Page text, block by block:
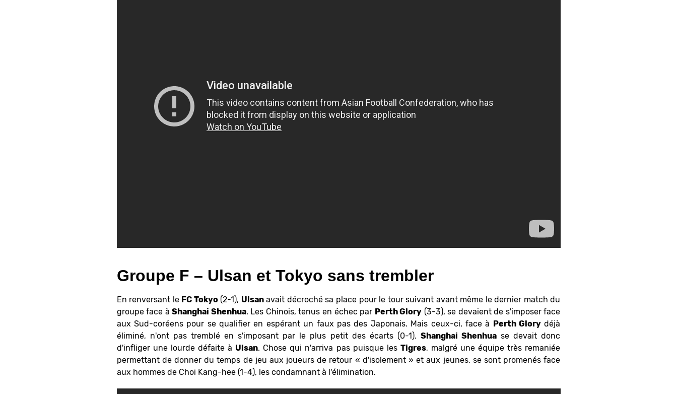
Groupe F – Ulsan et Tokyo sans trembler
En renversant le FC Tokyo(2-1), Ulsanavait décroché sa place pour le tour suivant avant même le dernier match du
groupe face àShanghai Shenhua. Les Chinois, tenus en échec par Perth Glory (3-3), se devaient de s'imposer face
aux Sud-coréens pour se qualifier en espérant un faux pas des Japonais. Mais ceux-ci, face à Perth Glory déjà
éliminé, n'ont pas tremblé en s'imposant par le plus petit des écarts (0-1). Shanghai Shenhua se devait donc
d'infliger une lourde défaite à Ulsan. Chose qui n'arriva pas puisque les Tigres, malgré une équipe très remaniée
permettant de donner du temps de jeu aux joueurs de retour « d'isolement » et aux jeunes, se sont promenés face
aux hommes de Choi Kang-hee (1-4), les condamnant à l'élimination.